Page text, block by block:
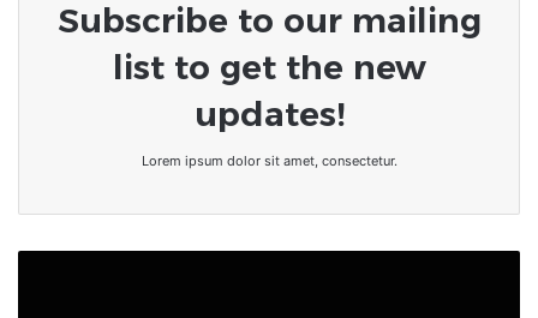
Subscribe to our mailing
list to get the new
updates!
Lorem ipsum dolor sit amet, consectetur.